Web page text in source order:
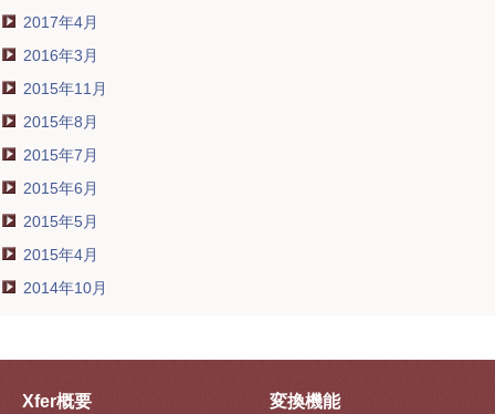
2017年4月
2016年3月
2015年11月
2015年8月
2015年7月
2015年6月
2015年5月
2015年4月
2014年10月
Xfer概要 変換機能